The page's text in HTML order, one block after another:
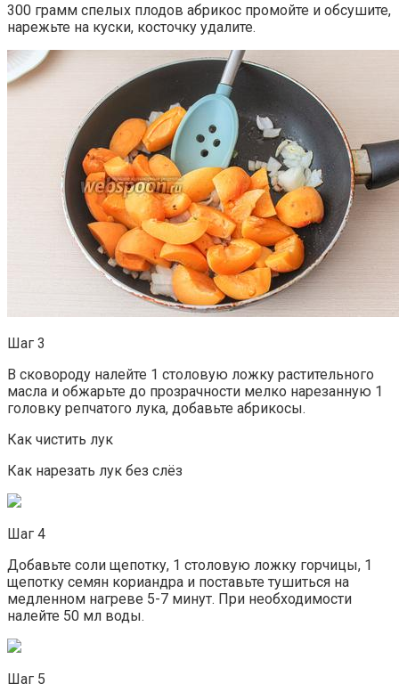
300 грамм спелых плодов абрикос промойте и обсушите,
нарежьте на куски, косточку удалите.
Шаг 3
В сковороду налейте 1 столовую ложку растительного
масла и обжарьте до прозрачности мелко нарезанную 1
головку репчатого лука, добавьте абрикосы.
Как чистить лук
Как нарезать лук без слёз
Шаг 4
Добавьте соли щепотку, 1 столовую ложку горчицы, 1
щепотку семян кориандра и поставьте тушиться на
медленном нагреве 5-7 минут. При необходимости
налейте 50 мл воды.
Шаг 5